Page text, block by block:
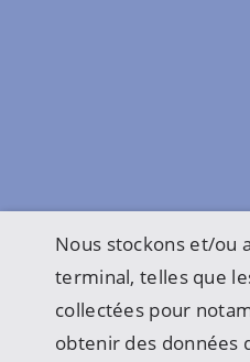
Nous stockons et/ou
terminal, telles que
collectées pour
obtenir des données